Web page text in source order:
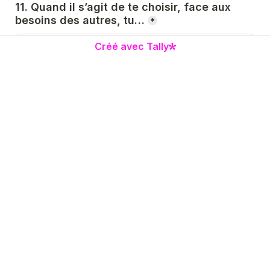
11. Quand il s’agit de te choisir, face aux
besoins des autres, tu…
*
Je m’efface presque toujours pour ne pas
Créé avec Tally